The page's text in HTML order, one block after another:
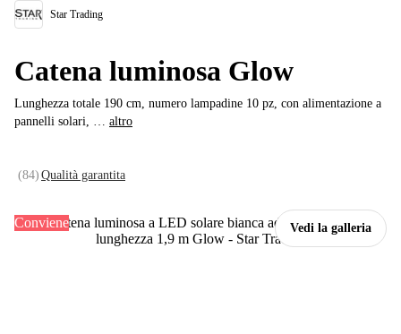
Vedi la galleria
Conviene
Star Trading
Catena luminosa Glow
Lunghezza totale 190 cm, numero lampadine 10 pz, con alimentazione a
pannelli solari, … altro
(84) Qualità garantita